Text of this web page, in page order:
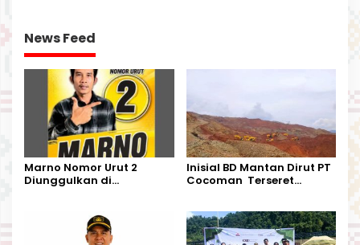
News Feed
Marno Nomor Urut 2
Diunggulkan di
Harapan Warga
Inisial BD Mantan Dirut PT
Cocoman Terseret
Kalimantan Barat